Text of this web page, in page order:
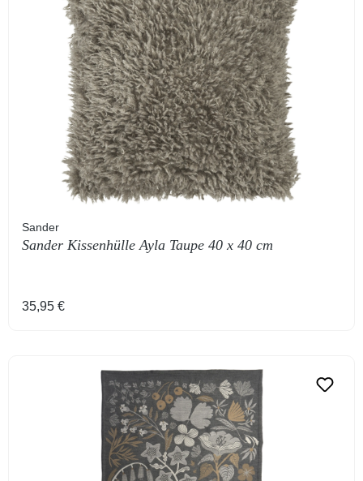
Sander
Sander Kissenhülle Ayla Taupe 40 x 40 cm
Regulärer Preis:
35,95 €